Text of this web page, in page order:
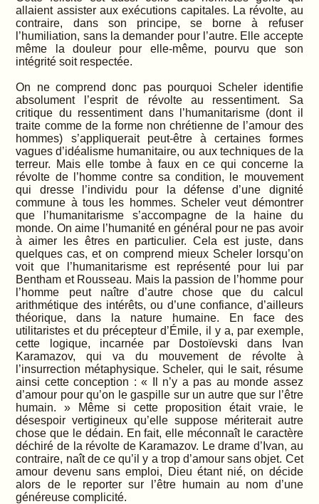
allaient assister aux exécutions capitales. La révolte, au
contraire, dans son principe, se borne à refuser
l’humiliation, sans la demander pour l’autre. Elle accepte
même la douleur pour elle-même, pourvu que son
intégrité soit respectée.
On ne comprend donc pas pourquoi Scheler identifie
absolument l’esprit de révolte au ressentiment. Sa
critique du ressentiment dans l’humanitarisme (dont il
traite comme de la forme non chrétienne de l’amour des
hommes) s’appliquerait peut-être à certaines formes
vagues d’idéalisme humanitaire, ou aux techniques de la
terreur. Mais elle tombe à faux en ce qui concerne la
révolte de l’homme contre sa condition, le mouvement
qui dresse l’individu pour la défense d’une dignité
commune à tous les hommes. Scheler veut démontrer
que l’humanitarisme s’accompagne de la haine du
monde. On aime l’humanité en général pour ne pas avoir
à aimer les êtres en particulier. Cela est juste, dans
quelques cas, et on comprend mieux Scheler lorsqu’on
voit que l’humanitarisme est représenté pour lui par
Bentham et Rousseau. Mais la passion de l’homme pour
l’homme peut naître d’autre chose que du calcul
arithmétique des intérêts, ou d’une confiance, d’ailleurs
théorique, dans la nature humaine. En face des
utilitaristes et du précepteur d’Émile, il y a, par exemple,
cette logique, incarnée par Dostoïevski dans Ivan
Karamazov, qui va du mouvement de révolte à
l’insurrection métaphysique. Scheler, qui le sait, résume
ainsi cette conception : « Il n’y a pas au monde assez
d’amour pour qu’on le gaspille sur un autre que sur l’être
humain. » Même si cette proposition était vraie, le
désespoir vertigineux qu’elle suppose mériterait autre
chose que le dédain. En fait, elle méconnaît le caractère
déchiré de la révolte de Karamazov. Le drame d’Ivan, au
contraire, naît de ce qu’il y a trop d’amour sans objet. Cet
amour devenu sans emploi, Dieu étant nié, on décide
alors de le reporter sur l’être humain au nom d’une
généreuse complicité.